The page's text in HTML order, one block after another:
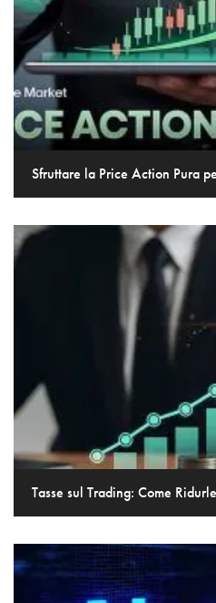
Sfruttare la Price Action Pura
Tasse sul Trading: Come